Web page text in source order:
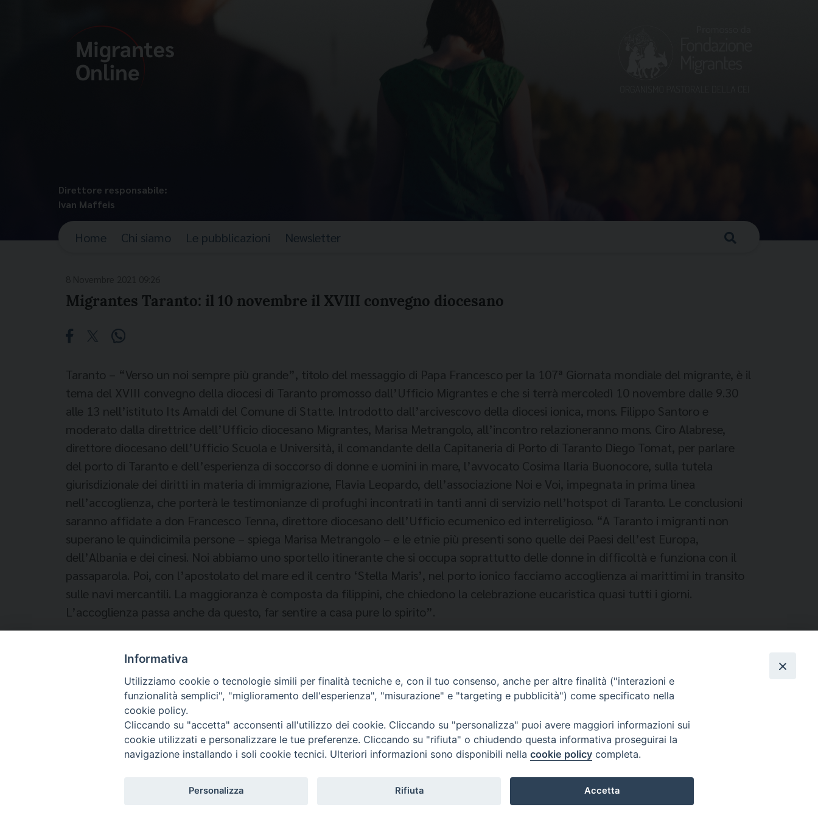
Direttore responsabile:
Ivan Maffeis
Home Chi siamo Le pubblicazioni Newsletter
Migrantes Taranto: il 10 novembre il XVIII convegno diocesano
Taranto – “Verso un noi sempre più grande”, titolo del messaggio di Papa Francesco per la 107ª Giornata mondiale del migrante, è il
tema del XVIII convegno della diocesi di Taranto promosso dall’Ufficio Migrantes e che si terrà mercoledì 10 novembre dalle 9.30
alle 13 nell’istituto Its Amaldi del Comune di Statte. Introdotto dall’arcivescovo della diocesi ionica, mons. Filippo Santoro e
moderato dalla direttrice dell’Ufficio diocesano Migrantes, Marisa Metrangolo, all’incontro relazioneranno mons. Ciro Alabrese,
direttore diocesano dell’Ufficio Scuola e Università, il comandante della Capitaneria di Porto di Taranto Diego Tomat, per parlare
del porto di Taranto e dell’esperienza di soccorso di donne e uomini in mare, l’avvocato Cosima Ilaria Buonocore, sulla tutela
giurisdizionale dei diritti in materia di immigrazione, Flavia Leopardo, dell’associazione Noi e Voi, impegnata in prima linea
nell’accoglienza, che porterà le testimonianze di profughi incontrati in tanti anni di servizio nell’hotspot di Taranto. Le conclusioni
saranno affidate a don Francesco Tenna, direttore diocesano dell’Ufficio ecumenico ed interreligioso. “A Taranto i migranti non
superano le quindicimila persone – spiega Marisa Metrangolo – e le etnie più presenti sono quelle dei Paesi dell’est Europa,
dell’Albania e dei cinesi. Noi abbiamo uno sportello itinerante che si occupa soprattutto delle donne in difficoltà e funziona con il
passaparola. Poi, con l’apostolato del mare ed il centro ‘Stella Maris’, nel porto ionico facciamo accoglienza ai marittimi in transito
sulle navi mercantili. La maggioranza è composta da filippini, che chiedono la celebrazione eucaristica quasi tutti i giorni.
L’accoglienza passa anche da questo, far sentire a casa pure lo spirito”.
MIGRANTES TARANTO
Fondazione Migrantes Privacy Policy © 2026 WebSeed
Informativa
Utilizziamo cookie o tecnologie simili per finalità tecniche e, con il tuo consenso, anche per altre finalità ("interazioni e
funzionalità semplici", "miglioramento dell'esperienza", "misurazione" e "targeting e pubblicità") come specificato nella
cookie policy.
Cliccando su "accetta" acconsenti all'utilizzo dei cookie. Cliccando su "personalizza" puoi avere maggiori informazioni sui
cookie utilizzati e personalizzare le tue preferenze. Cliccando su "rifiuta" o chiudendo questa informativa proseguirai la
navigazione installando i soli cookie tecnici. Ulteriori informazioni sono disponibili nella cookie policy completa.
Personalizza Rifiuta Accetta